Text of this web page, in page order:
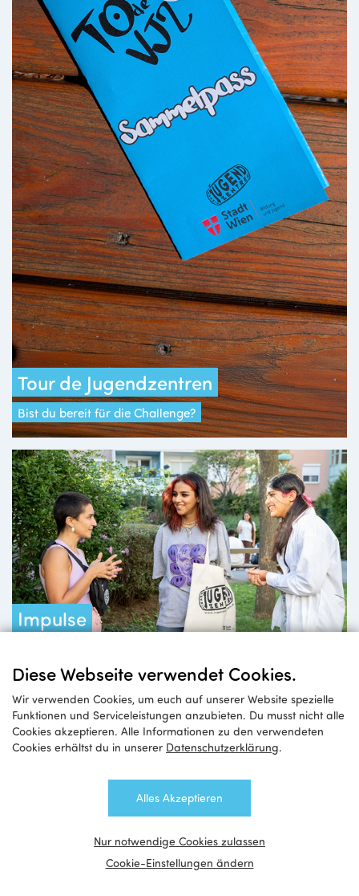
Diese Webseite verwendet Cookies.
Wir verwenden Cookies, um euch auf unserer Website spezielle
Funktionen und Serviceleistungen anzubieten. Du musst nicht alle
Cookies akzeptieren. Alle Informationen zu den verwendeten
Cookies erhältst du in unserer Datenschutzerklärung.
Alles Akzeptieren
Nur notwendige Cookies zulassen
Cookie-Einstellungen ändern
Tour de Jugendzentren
Bist du bereit für die Challenge?
Impulse